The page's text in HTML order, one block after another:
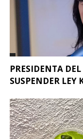
PRESIDENTA
SUSPENDER LEY